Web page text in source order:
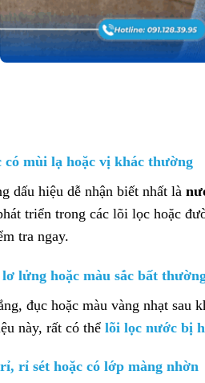
có mùi lạ hoặc vị khác thường
dấu hiệu dễ nhận biết nhất là
triển trong các lõi lọc hoặc
tra ngay.
lửng hoặc màu sắc bất
đục hoặc màu vàng nhạt
này, rất có thể lõi lọc nước bị
rỉ sét hoặc có lớp màng nhờn